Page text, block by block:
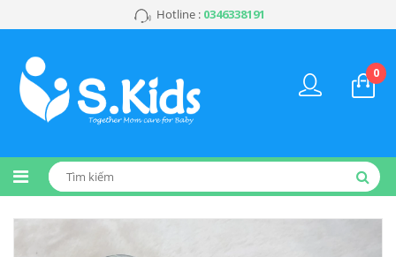
Hotline : 0346338191
0